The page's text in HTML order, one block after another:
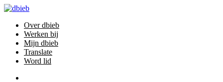
Over dbieb
Werken bij
Mijn dbieb
Translate
Word lid